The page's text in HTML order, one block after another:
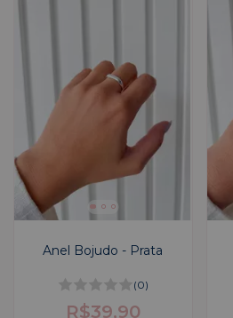
Anel Bojudo - Prata
(0)
R$39,90